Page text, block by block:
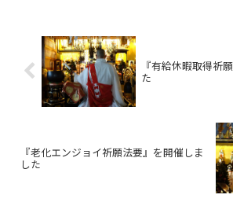
『有給休暇取得祈
た
『老化エンジョイ祈願法要』を開催しま
した